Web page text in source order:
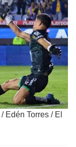
/ Edén Torres / El